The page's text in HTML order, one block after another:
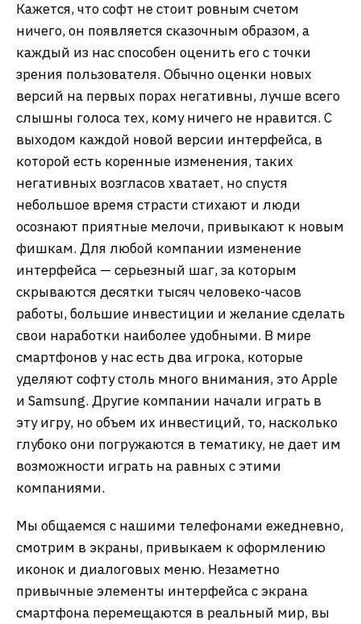
Кажется, что софт не стоит ровным счетом
ничего, он появляется сказочным образом, а
каждый из нас способен оценить его с точки
зрения пользователя. Обычно оценки новых
версий на первых порах негативны, лучше всего
слышны голоса тех, кому ничего не нравится. С
выходом каждой новой версии интерфейса, в
которой есть коренные изменения, таких
негативных возгласов хватает, но спустя
небольшое время страсти стихают и люди
осознают приятные мелочи, привыкают к новым
фишкам. Для любой компании изменение
интерфейса — серьезный шаг, за которым
скрываются десятки тысяч человеко-часов
работы, большие инвестиции и желание сделать
свои наработки наиболее удобными. В мире
смартфонов у нас есть два игрока, которые
уделяют софту столь много внимания, это Apple
и Samsung. Другие компании начали играть в
эту игру, но объем их инвестиций, то, насколько
глубоко они погружаются в тематику, не дает им
возможности играть на равных с этими
компаниями.
Мы общаемся с нашими телефонами ежедневно,
смотрим в экраны, привыкаем к оформлению
иконок и диалоговых меню. Незаметно
привычные элементы интерфейса с экрана
смартфона перемещаются в реальный мир, вы